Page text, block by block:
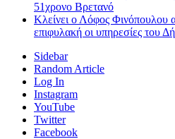
51χρονο Βρετανό
Κλείνει ο Λόφος Φινόπουλου
επιφυλακή οι υπηρεσίες του
Sidebar
Random Article
Log In
Instagram
YouTube
Twitter
Facebook